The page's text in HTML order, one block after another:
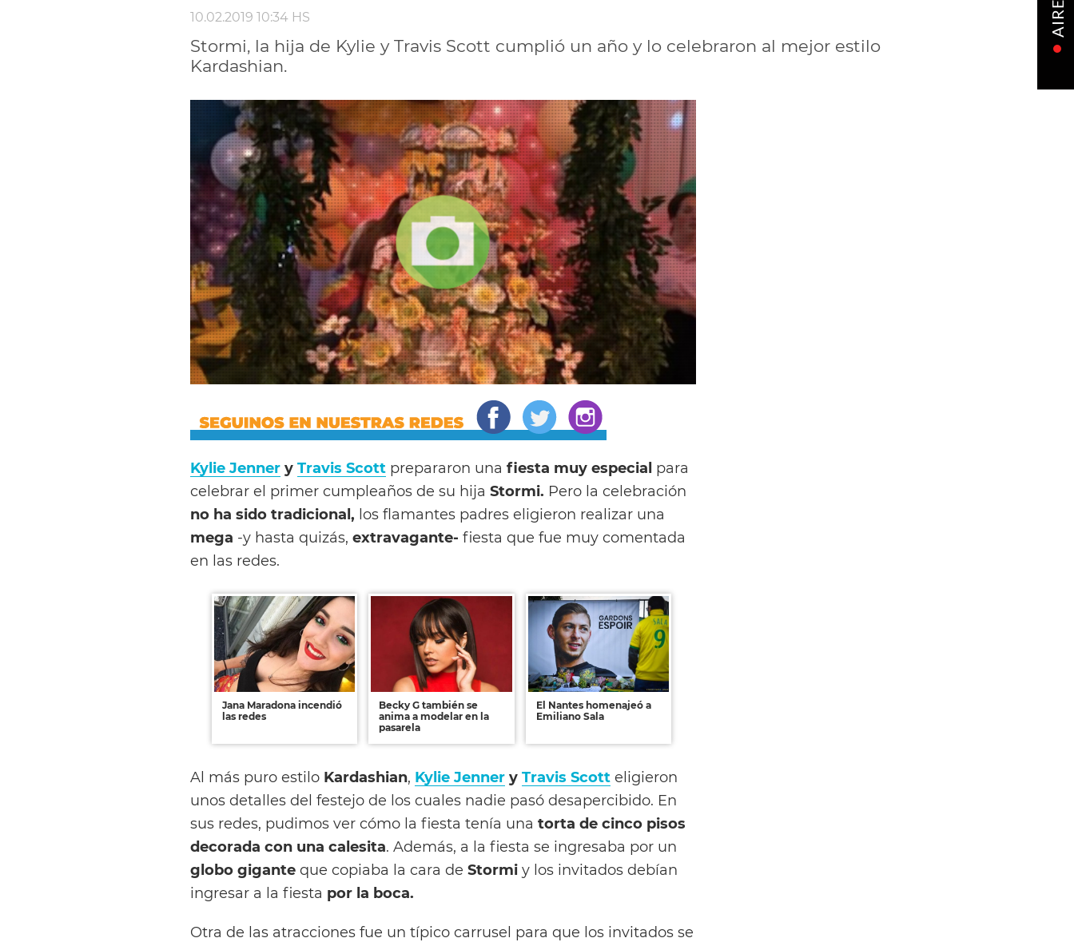
10.02.2019 10:34 HS
Stormi, la hija de Kylie y Travis Scott cumplió un año y lo celebraron al mejor estilo
Kardashian.
Kylie Jenner y Travis Scott prepararon una fiesta muy especial para
celebrar el primer cumpleaños de su hija Stormi. Pero la celebración
no ha sido tradicional, los flamantes padres eligieron realizar una
mega -y hasta quizás, extravagante- fiesta que fue muy comentada
en las redes.
Jana Maradona incendió
las redes
Becky G también se
anima a modelar en la
pasarela
El Nantes homenajeó a
Emiliano Sala
Al más puro estilo Kardashian, Kylie Jenner y Travis Scott eligieron
unos detalles del festejo de los cuales nadie pasó desapercibido. En
sus redes, pudimos ver cómo la fiesta tenía una torta de cinco pisos
decorada con una calesita. Además, a la fiesta se ingresaba por un
globo gigante que copiaba la cara de Stormi y los invitados debían
ingresar a la fiesta por la boca.
Otra de las atracciones fue un típico carrusel para que los invitados se
AIRE